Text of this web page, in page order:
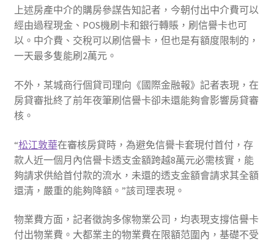
上述房產中介的購房參謀告知記者，今朝付出中介費可以
經由過程現金、POS機刷卡和銀行轉賬，刷信譽卡也可
以。中介費、交稅可以刷信譽卡，但也是有額度限制的，
一天最多隻能刷2萬元。
不外，某城商行個貸司理向《國際金融報》記者表現，在
房貸審批終了前年夜筆刷信譽卡卻未還能夠會影響房貸審
核。
“松江敦華在審核房貸時，為避免信譽卡套現付首付，存
款人近一個月內信譽卡透支金額跨越8萬元必需核實，能
夠請求供給首付款的流水，未還的透支金額會請求其全額
還清，嚴重的能夠降額。”該司理表現。
物業費方面，記者徵詢多傢物業公司，均表現支撐信譽卡
付出物業費。大都業主的物業費在限額范圍內，基礎不受